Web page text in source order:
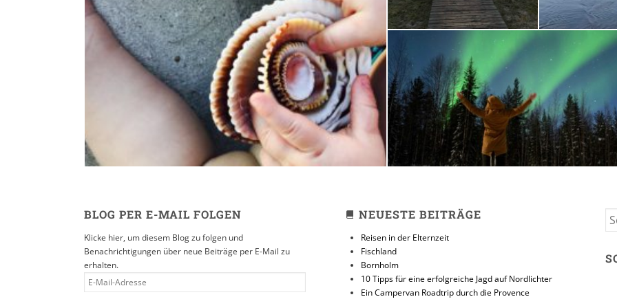
Reisen in der Elternzeit
16. SEPTEMBER 2019
10 Tipps für eine
Jagd auf Nordlichter
31. JANUAR 2018
BLOG PER E-MAIL FOLGEN
Klicke hier, um diesem Blog zu folgen und
Benachrichtigungen über neue Beiträge per E-Mail zu
erhalten.
E-
MAIL-
NEUESTE BEITRÄGE
Reisen in der Elternzeit
Fischland
Bornholm
10 Tipps für eine erfolgreiche Jagd auf Nordlichter
Ein Campervan Roadtrip durch die Provence